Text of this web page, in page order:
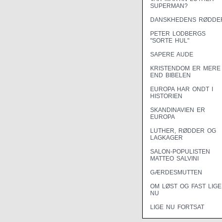
SUPERMAN?
DANSKHEDENS
PETER LODBERGS
"SORTE HUL"
SAPERE AUDE
KRISTENDOM ER MERE
END BIBELEN
EUROPA HAR ONDT I
HISTORIEN
SKANDINAVIEN ER
EUROPA
LUTHER, RØDDER OG
LAGKAGER
SALON-POPULISTEN
MATTEO SALVINI
GÆRDESMUTTEN
OM LØST OG FAST LIGE
NU
LIGE NU FORTSAT